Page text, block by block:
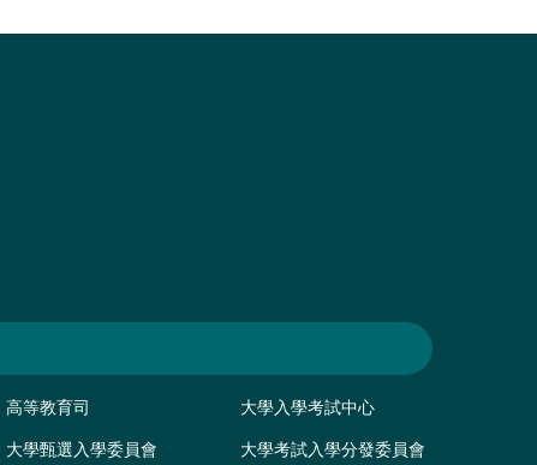
高等教育司 大學入學考試中心
大學甄選入學委員會 大學考試入學分發委員會